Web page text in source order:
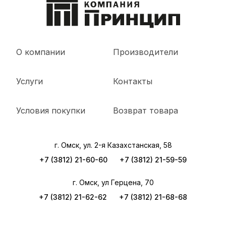
О компании
Услуги
Условия покупки
Производители
Контакты
Возврат товара
г. Омск, ул. 2-я Казахстанская, 58
+7 (3812) 21-60-60
+7 (3812) 21-59-59
г. Омск, ул Герцена, 70
+7 (3812) 21-62-62
+7 (3812) 21-68-68